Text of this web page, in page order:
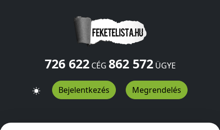
726 622CÉG 862 572ÜGYE
Bejelentkezés Megrendelés